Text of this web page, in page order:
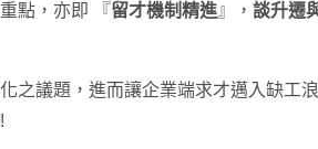
點，亦即 『留才機制精進』， 談升遷
之議題，進而讓企業端求才邁入缺工浪